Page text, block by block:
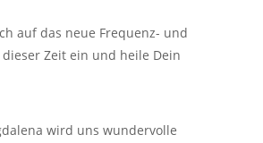
auf das neue Frequenz- und
Zeit ein und heile Dein
wird uns wundervolle